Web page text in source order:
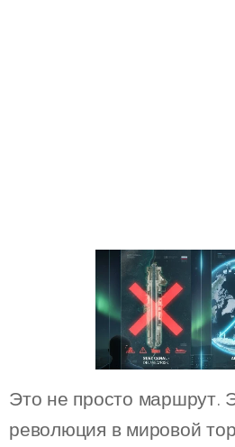
Это не просто маршрут.
революция в мировой